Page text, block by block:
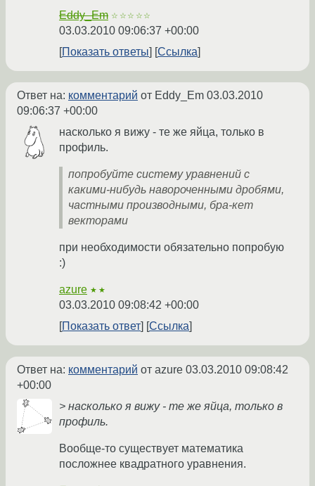
Eddy_Em ☆☆☆☆☆
03.03.2010 09:06:37 +00:00
Показать ответы
Ссылка
Ответ на: комментарий от Eddy_Em 03.03.2010
09:06:37 +00:00
насколько я вижу - те же яйца, только в
профиль.
попробуйте систему уравнений с
какими-нибудь навороченными дробями,
частными производными, бра-кет
векторами
при необходимости обязательно попробую
:)
azure ★★
03.03.2010 09:08:42 +00:00
Показать ответ
Ссылка
Ответ на: комментарий от azure 03.03.2010 09:08:42
+00:00
> насколько я вижу - те же яйца, только в
профиль.
Вообще-то существует математика
посложнее квадратного уравнения.